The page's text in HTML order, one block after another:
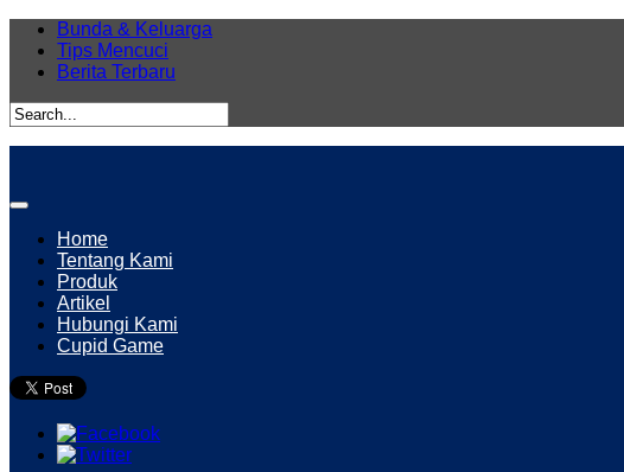
Bunda & Keluarga
Tips Mencuci
Berita Terbaru
Home
Tentang Kami
Produk
Artikel
Hubungi Kami
Cupid Game